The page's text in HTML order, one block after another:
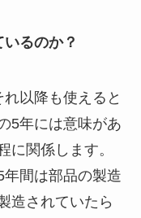
るのか？
以降も使えると
5年には意味があ
に関係します。
間は部品の製造
造されていたら